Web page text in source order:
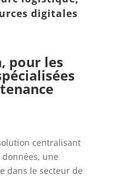
digitales
pour les
centralisant
une
dans le secteur de